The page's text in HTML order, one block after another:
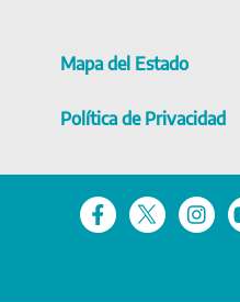
Mapa del Estado
Política de Privacidad